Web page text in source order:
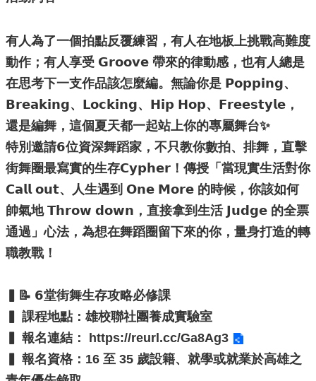
青
資
源
主
題
專
便
民
服
務
公
開
網
站
導
覽
有人為了一個拍點反覆練習，有人在地板上挑戰高難度
動作；有人享受 𝗚𝗿𝗼𝗼𝘃𝗲 帶來的律動感，也有人總是
在思考下一支作品該怎麼編。無論你是 𝗣𝗼𝗽𝗽𝗶𝗻𝗴、
𝗕𝗿𝗲𝗮𝗸𝗶𝗻𝗴、𝗟𝗼𝗰𝗸𝗶𝗻𝗴、𝗛𝗶𝗽 𝗛𝗼𝗽、𝗙𝗿𝗲𝗲𝘀𝘁𝘆𝗹𝗲，
還是編舞，這個夏天都一起站上你的專屬舞台✨
特別邀請𝟲位資深舞蹈家，不只教你數拍、排舞，直擊
街舞圈最寫實的生存𝗖𝘆𝗽𝗵𝗲𝗿！傳授「當現實生活對你
𝗖𝗮𝗹𝗹 𝗼𝘂𝘁、人生遇到 𝗢𝗻𝗲 𝗠𝗼𝗿𝗲 的時候，你該如何
帥氣地 𝗧𝗵𝗿𝗼𝘄 𝗱𝗼𝘄𝗻，直接拿到生活 𝗝𝘂𝗱𝗴𝗲 的全票
通過」心法，為想在舞蹈圈留下來的你，量身打造的轉
職教戰！
▍📝 𝟲堂街舞生存攻略必修課
▍ 課程地點：雄校聯社團養成實驗室
▍ 報名連結：
https://reurl.cc/Ga8Ag3
▍ 報名資格：16 至 35 歲設籍、就學或就業於高雄之